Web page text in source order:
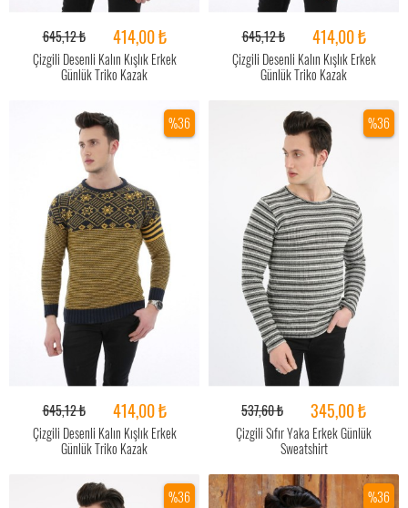
645,12 ₺ 414,00 ₺
Çizgili Desenli Kalın Kışlık Erkek
Günlük Triko Kazak
645,12 ₺ 414,00 ₺
Çizgili Desenli Kalın Kışlık Erkek
Günlük Triko Kazak
%36
645,12 ₺ 414,00 ₺
Çizgili Desenli Kalın Kışlık Erkek
Günlük Triko Kazak
%36
537,60 ₺ 345,00 ₺
Çizgili Sıfır Yaka Erkek Günlük
Sweatshirt
%36 %36